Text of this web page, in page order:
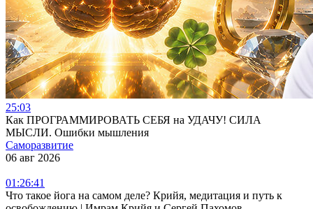
25:03
Как ПРОГРАММИРОВАТЬ СЕБЯ на УДАЧУ! СИЛА
МЫСЛИ. Ошибки мышления
Саморазвитие
06 авг 2026
01:26:41
Что такое йога на самом деле? Крийя, медитация и путь к